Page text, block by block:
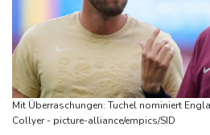
Explosion mutmaßlich
diplomatische Verstimmung aus
Selenskyj warnt vor Folgen
Integrität der Ukraine
Sieg auf der längsten Etappe:
Gesamtführung
Mit Überraschungen: Tuchel nominiert
Collyer - picture-alliance/empics/SID